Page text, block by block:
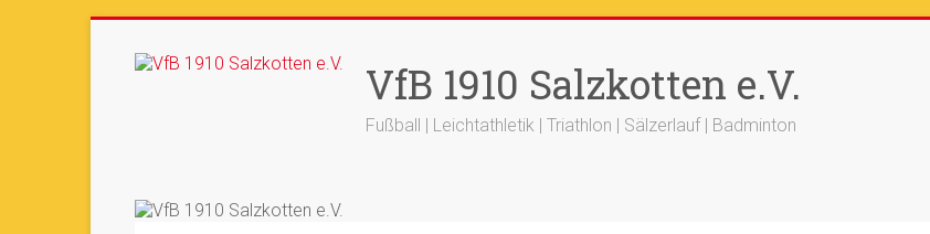
springen
VfB 1910 Salzkotten e.V.
Fußball | Leichtathletik | Triathlon | Sälzerlauf | Badminton
+++ 21-03. -
+++ 18.-19.04. -Werfertage+++